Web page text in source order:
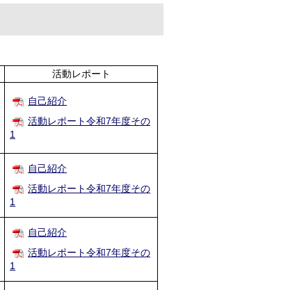
活動レポート
自己紹介
活動レポート令和7年度その
1
自己紹介
活動レポート令和7年度その
1
自己紹介
活動レポート令和7年度その
1